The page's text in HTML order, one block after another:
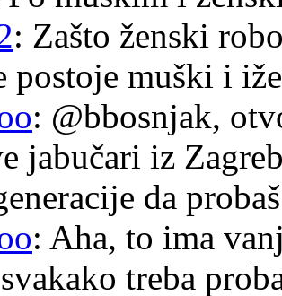
: Zašto ženski
postoje muški i
: @bbosnjak,
jabučari iz
da
: Aha, to ima
treba